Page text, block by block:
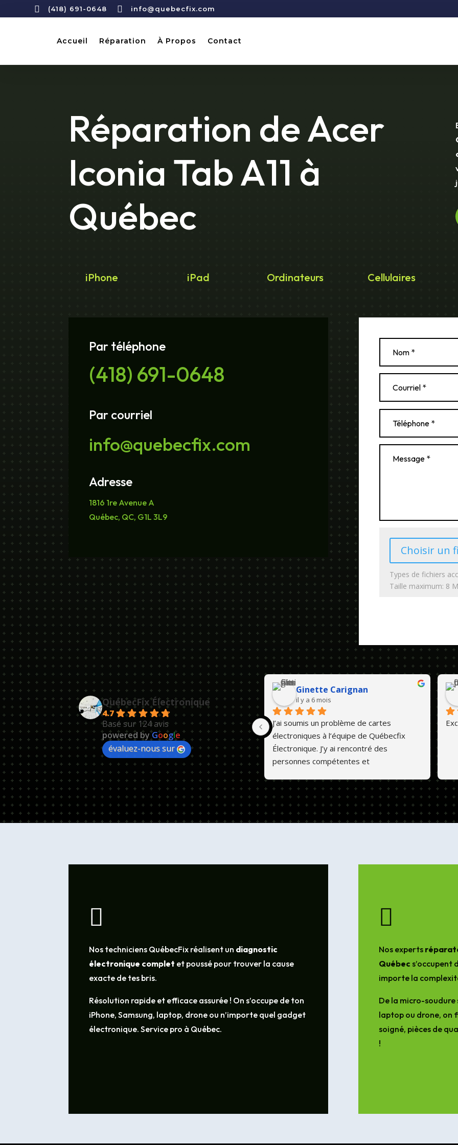
 (418) 691-0648  info@quebecfix.com
Accueil Réparation À Propos Contact
Réparation de Acer
Iconia Tab A11 à
Québec
iPhone iPad Ordinateurs Cellulaires
Par téléphone
(418) 691-0648
Par courriel
info@quebecfix.com
Adresse
1816 1re Avenue A
Québec, QC, G1L 3L9
Choisir un
Types de fichiers
Taille maximum: 8
QuébecFix Électronique
4.7
Basé sur 124 avis
powered byGoogle
évaluez-nous sur
Ginette Carignan
il y a 6 mois
J’ai soumis un problème de cartes
électroniques à l’équipe de Québecfix
Électronique. J’y ai rencontré des
personnes compétentes et
qualité et les prix sont abordables. 💕😊

Nos techniciens QuébecFix réalisent un diagnostic
électronique complet et poussé pour trouver la cause
exacte de tes bris.
Résolution rapide et efficace assurée ! On s’occupe de ton
iPhone, Samsung, laptop, drone ou n’importe quel gadget
électronique. Service pro à Québec.

Nos experts
Québecs’occupent
importe la
De la micro-soudure
laptop ou drone, on
soigné, pièces de
!